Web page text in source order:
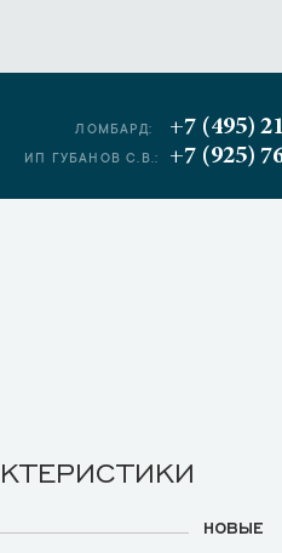
ЛОМБАРД: +7 (495)
ИП ГУБАНОВ С.В.: +7 (925)
НОВЫЕ